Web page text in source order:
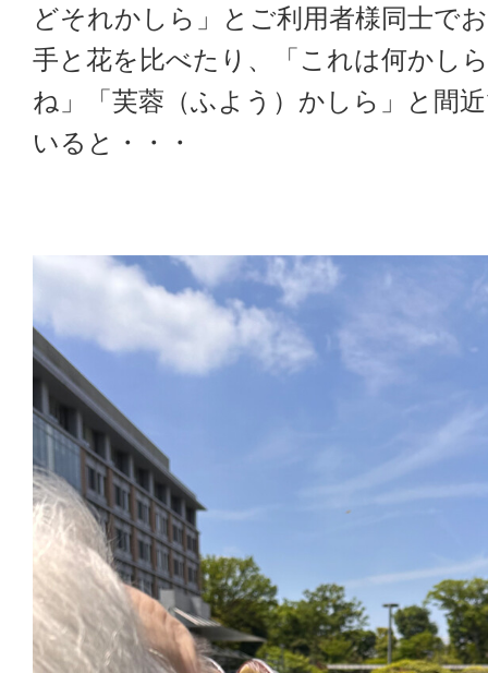
どそれかしら」とご利用者様同士で
手と花を比べたり、「これは何かし
ね」「芙蓉（ふよう）かしら」と間
いると・・・